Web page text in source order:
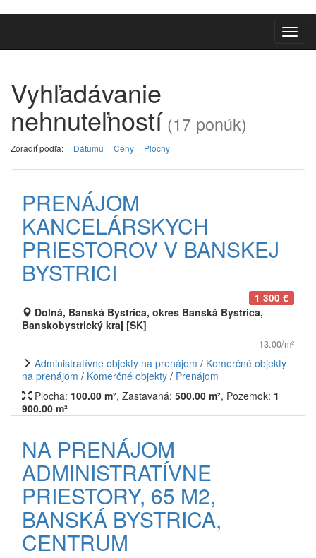
Vyhľadávanie
nehnuteľností (17 ponúk)
Zoradiť podľa: Dátumu Ceny Plochy
PRENÁJOM
KANCELÁRSKYCH
PRIESTOROV V BANSKEJ
BYSTRICI
1 300 €
Dolná, Banská Bystrica, okres Banská Bystrica,
Banskobystrický kraj [SK]
13.00/m²
Administratívne objekty na prenájom / Komerčné objekty
na prenájom / Komerčné objekty / Prenájom
Plocha: 100.00 m², Zastavaná: 500.00 m², Pozemok: 1
900.00 m²
NA PRENÁJOM
ADMINISTRATÍVNE
PRIESTORY, 65 M2,
BANSKÁ BYSTRICA,
CENTRUM